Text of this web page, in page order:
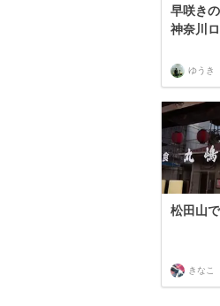
早咲き
神奈川
ゆうき
松田山
きなこ